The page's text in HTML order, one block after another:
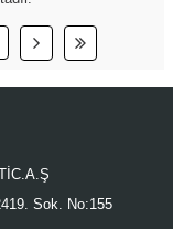
Sok. No:155